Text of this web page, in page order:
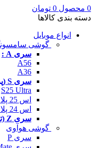
0 محصول 0 تومان
دسته بندی کالاها
انواع موبایل
گوشی
سری A :
A56
A36
سری S (پرچمدار) :
S25 Ultra
اس 25 پلاس
اس 24 پلاس
سری Z (تاشو) :
گوشی هوآوی
سری P